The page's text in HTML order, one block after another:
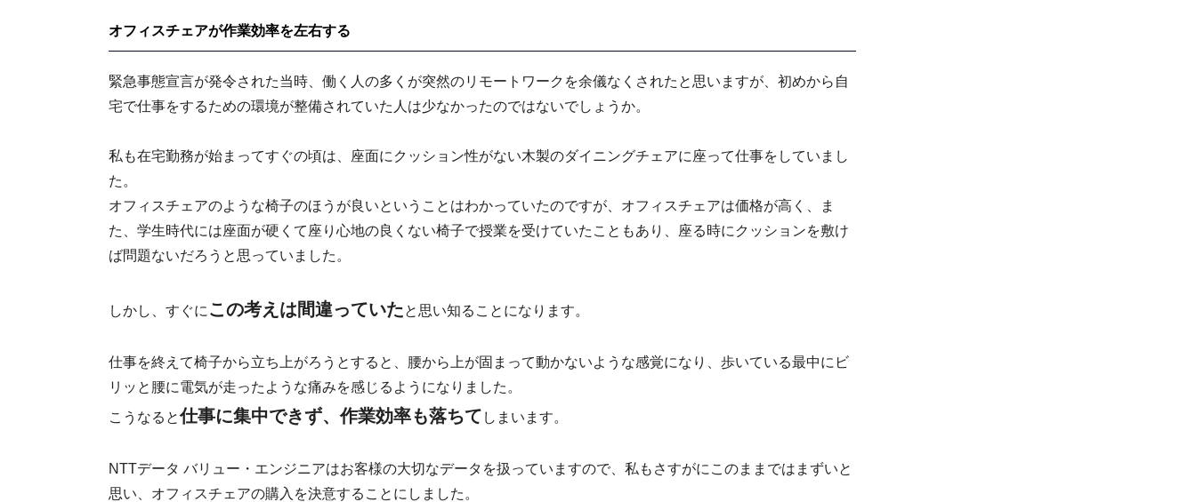
オフィスチェアが作業効率を左右する
緊急事態宣言が発令された当時、働く人の多くが突然のリモートワークを余儀なくされたと思いますが、初めから自
宅で仕事をするための環境が整備されていた人は少なかったのではないでしょうか。
私も在宅勤務が始まってすぐの頃は、座面にクッション性がない木製のダイニングチェアに座って仕事をしていまし
た。
オフィスチェアのような椅子のほうが良いということはわかっていたのですが、オフィスチェアは価格が高く、ま
た、学生時代には座面が硬くて座り心地の良くない椅子で授業を受けていたこともあり、座る時にクッションを敷け
ば問題ないだろうと思っていました。
しかし、すぐに この考えは間違っていたと思い知ることになります。
仕事を終えて椅子から立ち上がろうとすると、腰から上が固まって動かないような感覚になり、歩いている最中にビ
リッと腰に電気が走ったような痛みを感じるようになりました。
こうなると仕事に集中できず、作業効率も落ちて しまいます。
NTTデータ バリュー・エンジニアはお客様の大切なデータを扱っていますので、私もさすがにこのままではまずいと
思い、オフィスチェアの購入を決意することにしました。